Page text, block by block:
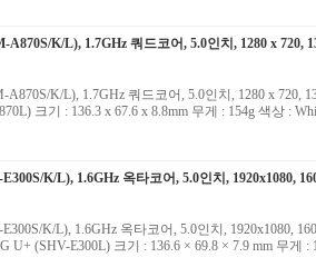
K/L), 1.7GHz 쿼드코어, 5.0인치, 1280 x 720,
K/L), 1.7GHz 쿼드코어, 5.0인치, 1280 x
크기 : 136.3 x 67.6 x 8.8mm 무게 : 154g 색상 :
K/L), 1.6GHz 옥타코어, 5.0인치, 1920x1080,
K/L), 1.6GHz 옥타코어, 5.0인치, 1920x1080,
U+ (SHV-E300L) 크기 : 136.6 × 69.8 × 7.9 mm 무